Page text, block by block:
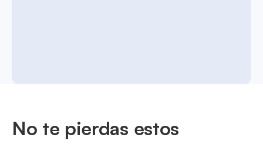
No te pierdas estos